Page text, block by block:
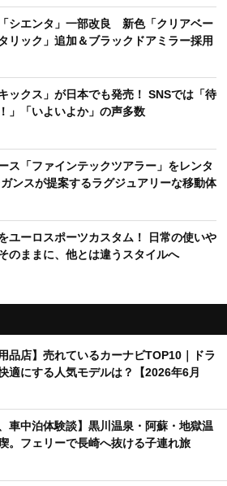
シエンタ」一部改良 新色「クリアベー
リック」追加＆ブラックドアミラー採用
ックス」が日本でも発売！ SNSでは「待
」「いよいよか」の声多数
ス「ファインテックツアラー」をレンタ
ンスが提案するラグジュアリーな移動体
ユーロスポーツカスタム！ 日常の使いや
のままに、他とは違うスタイルへ
用品店】売れているカーナビTOP10｜ドラ
適にする人気モデルは？【2026年6月
、車中泊体験談】黒川温泉・阿蘇・地獄温
。フェリーで長崎へ抜ける子連れ旅